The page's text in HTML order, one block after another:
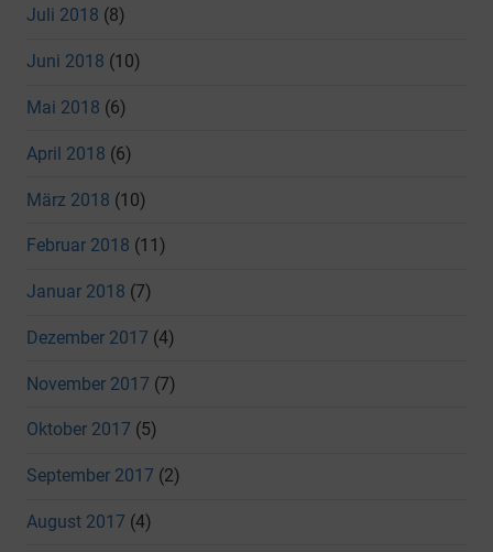
Juli 2018 (8)
Juni 2018 (10)
Mai 2018 (6)
April 2018 (6)
März 2018 (10)
Februar 2018 (11)
Januar 2018 (7)
Dezember 2017 (4)
November 2017 (7)
Oktober 2017 (5)
September 2017 (2)
August 2017 (4)